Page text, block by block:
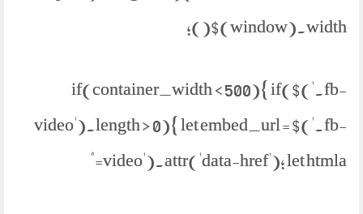
$(window).width();
if(container_width < 500){ if($('.fb-
video').length > 0){ let embed_url = $('.fb-
video').attr('data-href'); let htmla="